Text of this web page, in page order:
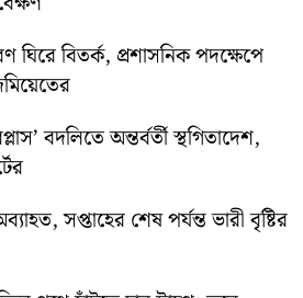
বিতর্ক, প্রশাসনিক পদক্ষেপে
বদলিতে অন্তর্বর্তী স্থগিতাদেশ,
সপ্তাহের শেষ পর্যন্ত ভারী বৃষ্টির